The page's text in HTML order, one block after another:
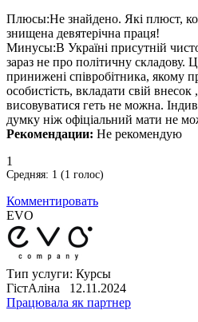
Плюсы:Не знайдено. Які плюст,
знищена девятерічна праця!
Минусы:В Україні присутній
зараз не про політичну складову.
принижені співробітника, якому
особистість, вкладати свій внесок
висовуватися геть не можна.
думку ніж офіціальний мати не
Рекомендации: Не рекомендую
1
Средняя: 1 (1 голос)
Комментировать
EVO
Тип услуги: Курсы
ГістАліна 12.11.2024
Працювала як партнер